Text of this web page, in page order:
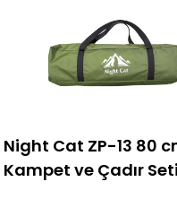
Night Cat ZP-13 80
Kampet ve Çadır